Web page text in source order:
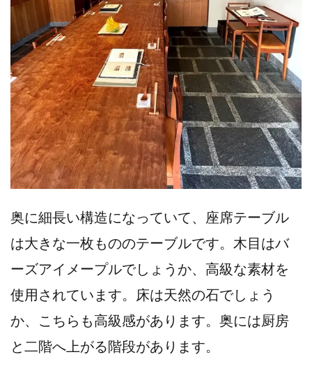
奥に細長い構造になっていて、座席テーブル
は大きな一枚もののテーブルです。木目はバ
ーズアイメープルでしょうか、高級な素材を
使用されています。床は天然の石でしょう
か、こちらも高級感があります。奥には厨房
と二階へ上がる階段があります。